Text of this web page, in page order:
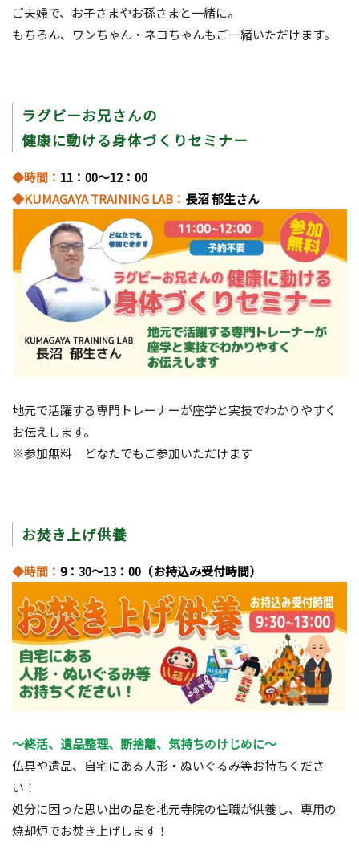
ご夫婦で、お子さまやお孫さまと一緒に。
もちろん、ワンちゃん・ネコちゃんもご一緒いただけます。
ラグビーお兄さんの
健康に動ける身体づくりセミナー
◆時間： 11：00～12：00
◆KUMAGAYA TRAINING LAB： 長沼 郁生さん
地元で活躍する専門トレーナーが座学と実技でわかりやすく
お伝えします。
※参加無料 どなたでもご参加いただけます
お焚き上げ供養
◆時間： 9：30～13：00（お持込み受付時間）
～終活、遺品整理、断捨離、気持ちのけじめに～
仏具や遺品、自宅にある人形・ぬいぐるみ等お持ちくださ
い！
処分に困った思い出の品を地元寺院の住職が供養し、専用の
焼却炉でお焚き上げします！